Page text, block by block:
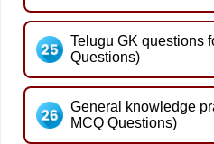
Telugu GK questions
Questions)
General knowledge
MCQ Questions)